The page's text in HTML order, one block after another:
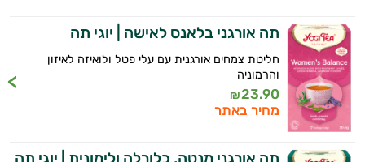
תה אורגני בלאנס לאישה | יוגי תה
חליטת צמחים אורגנית עם עלי פטל ולואיזה לאיזון
והרמוניה
23.90
₪
מחיר באתר
תה אורגני מנטה, כלורלה ולימונית | יוגי תה